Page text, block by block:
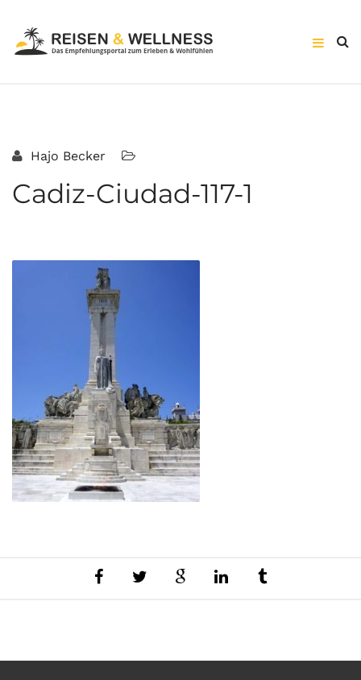
Hajo Becker
Cadiz-Ciudad-117-1